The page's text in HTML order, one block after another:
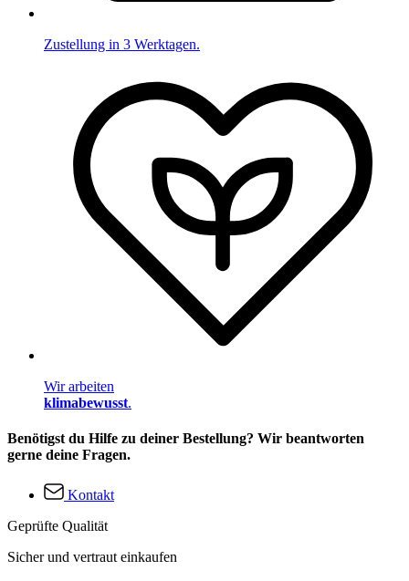
Zustellung in 3 Werktagen.
Wir arbeiten
klimabewusst.
Benötigst du Hilfe zu deiner Bestellung? Wir beantworten
gerne deine Fragen.
Kontakt
Geprüfte Qualität
Sicher und vertraut einkaufen